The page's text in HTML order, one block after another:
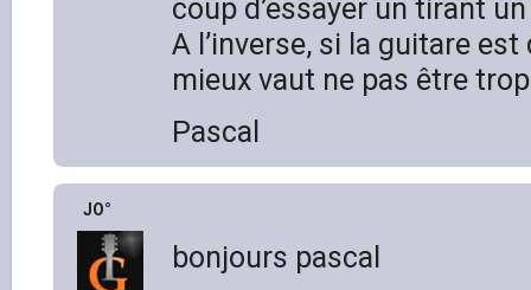
coup d’essayer un tirant
A l’inverse, si la guitare
mieux vaut ne pas être
Pascal
JO°
bonjours pascal